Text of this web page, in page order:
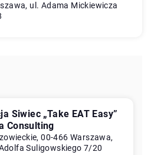
ul. Adama Mickiewicza
Siwiec „Take EAT Easy”
Consulting
00-466 Warszawa,
Suligowskiego 7/20